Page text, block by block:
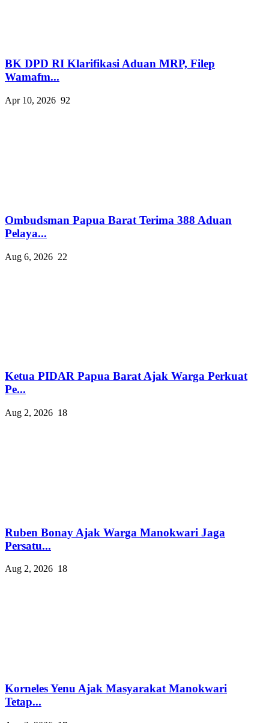
BK DPD RI Klarifikasi Aduan MRP, Filep
Wamafm...
Apr 10, 2026 92
Ombudsman Papua Barat Terima 388 Aduan
Pelaya...
Aug 6, 2026 22
Ketua PIDAR Papua Barat Ajak Warga Perkuat
Pe...
Aug 2, 2026 18
Ruben Bonay Ajak Warga Manokwari Jaga
Persatu...
Aug 2, 2026 18
Korneles Yenu Ajak Masyarakat Manokwari
Tetap...